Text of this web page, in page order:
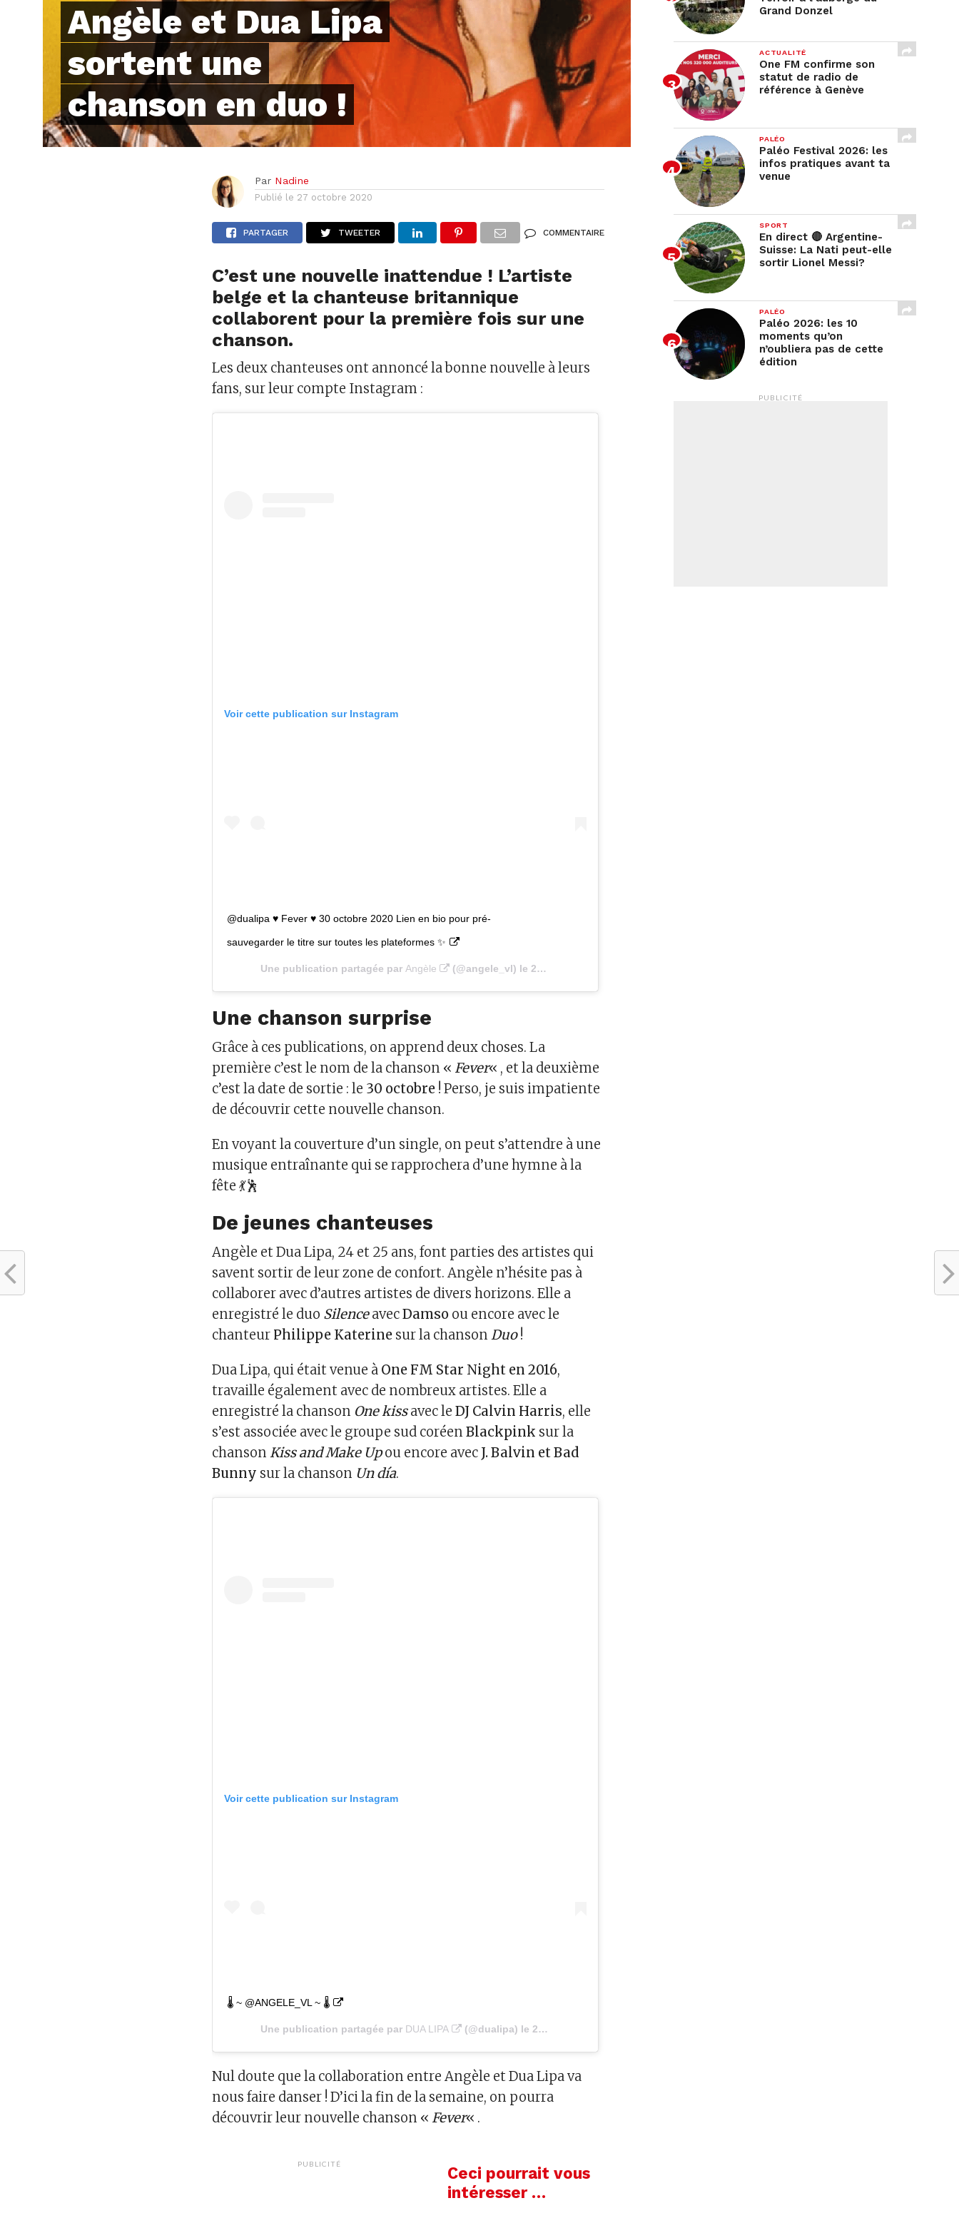
Angèle et Dua Lipa
sortent une
chanson en duo !
Par Nadine
Publié le 27 octobre 2020
PARTAGER TWEETER COMMENTAIRE
C’est une nouvelle inattendue ! L’artiste
belge et la chanteuse britannique
collaborent pour la première fois sur une
chanson.
Les deux chanteuses ont annoncé la bonne nouvelle à leurs
fans, sur leur compte Instagram :
Voir cette publication sur Instagram
@dualipa ♥️ Fever ♥️ 30 octobre 2020 Lien en bio pour pré-
sauvegarder le titre sur toutes les plateformes ✨
Une publication partagée par Angèle (@angele_vl) le 26 Oct. 2020 à 2 :00 PDT
Une chanson surprise
Grâce à ces publications, on apprend deux choses. La
première c’est le nom de la chanson « Fever« , et la deuxième
c’est la date de sortie : le 30 octobre ! Perso, je suis impatiente
de découvrir cette nouvelle chanson.
En voyant la couverture d’un single, on peut s’attendre à une
musique entraînante qui se rapprochera d’une hymne à la
fête 💃🕺
De jeunes chanteuses
Angèle et Dua Lipa, 24 et 25 ans, font parties des artistes qui
savent sortir de leur zone de confort. Angèle n’hésite pas à
collaborer avec d’autres artistes de divers horizons. Elle a
enregistré le duo SilenceavecDamso ou encore avec le
chanteur Philippe Katerine sur la chansonDuo!
Dua Lipa, qui était venue à One FM Star Night en 2016,
travaille également avec de nombreux artistes. Elle a
enregistré la chanson One kissavec leDJ Calvin Harris, elle
s’est associée avec le groupe sud coréenBlackpink sur la
chanson Kiss and Make Upou encore avec J. Balvin et Bad
Bunny sur la chanson Undía.
Voir cette publication sur Instagram
🌡 ~ @ANGELE_VL ~ 🌡
Une publication partagée par DUA LIPA (@dualipa) le23 Oct. 2020 à 10 :03 PDT
Nul doute que la collaboration entre Angèle et Dua Lipa va
nous faire danser ! D’ici la fin de la semaine, on pourra
découvrir leur nouvelle chanson « Fever« .
PUBLICITÉ
Ceci pourrait vous
intéresser …
Grand Donzel
ACTUALITÉ
One FM confirme son
statut de radio de
référence à Genève
PALÉO
Paléo Festival 2026: les
infos pratiques avant ta
venue
SPORT
En direct 🔴 Argentine-
Suisse: La Nati peut-elle
sortir Lionel Messi?
PALÉO
Paléo 2026: les 10
moments qu’on
n’oubliera pas de cette
édition
PUBLICITÉ